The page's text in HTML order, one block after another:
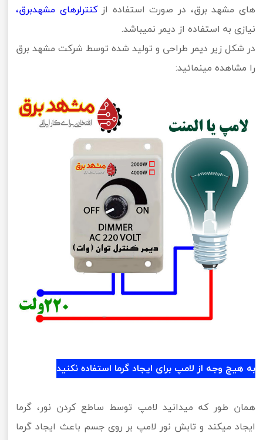
های مشهد برق، در صورت استفاده از کنترلرهای مشهدبرق،
نیازی به استفاده از دیمر نمیباشد.
در شکل زیر دیمر طراحی و تولید شده توسط شرکت مشهد برق
را مشاهده مینمائید:
به هیچ وجه از لامپ برای ایجاد گرما استفاده نکنید
همان طور که میدانید لامپ توسط ساطع کردن نور، گرما
ایجاد میکند و تابش نور لامپ بر روی جسم باعث ایجاد گرما